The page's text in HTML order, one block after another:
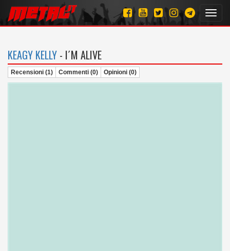
KEAGY KELLY - I´M ALIVE
Recensioni (1) Commenti (0) Opinioni (0)